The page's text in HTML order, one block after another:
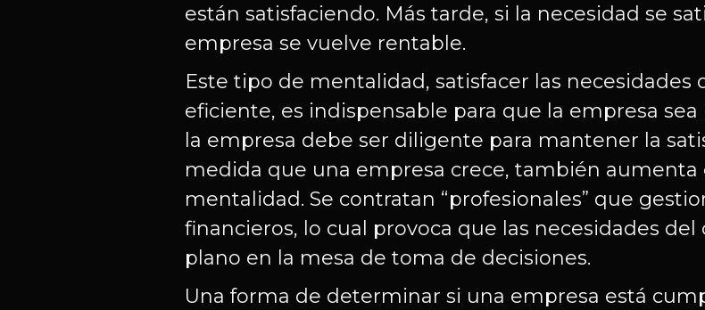
están satisfaciendo. Más tarde, si la necesidad se
empresa se vuelve rentable.
Este tipo de mentalidad, satisfacer las necesidades
eficiente, es indispensable para que la empresa
la empresa debe ser diligente para mantener la
medida que una empresa crece, también
mentalidad. Se contratan “profesionales” que
financieros, lo cual provoca que las necesidades
plano en la mesa de toma de decisiones.
Una forma de determinar si una empresa está